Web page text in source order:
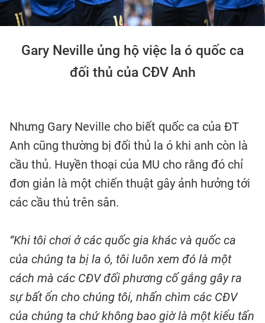
Gary Neville ủng hộ việc la ó quốc ca
đối thủ của CĐV Anh
Nhưng Gary Neville cho biết quốc ca của ĐT
Anh cũng thường bị đối thủ la ó khi anh còn là
cầu thủ. Huyền thoại của MU cho rằng đó chỉ
đơn giản là một chiến thuật gây ảnh hưởng tới
các cầu thủ trên sân.
“Khi tôi chơi ở các quốc gia khác và quốc ca
của chúng ta bị la ó, tôi luôn xem đó là một
cách mà các CĐV đối phương cố gắng gây ra
sự bất ổn cho chúng tôi, nhấn chìm các CĐV
của chúng ta chứ không bao giờ là một kiểu tấn